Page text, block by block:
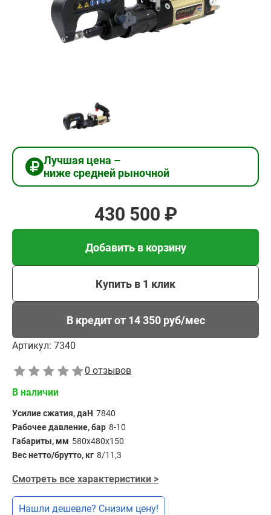
Лучшая цена –
ниже средней рыночной
430 500 ₽
Добавить в корзину
Купить в 1 клик
В кредит от 14 350 руб/мес
Артикул: 7340
0 отзывов
В наличии
Усилие сжатия, даН 7840
Рабочее давление, бар 8-10
Габариты, мм 580х480х150
Вес нетто/брутто, кг 8/11,3
Смотреть все характеристики >
Нашли дешевле? Снизим цену!
Добавить в корзину
Купить в 1 клик
В кредит от 14 350 руб/